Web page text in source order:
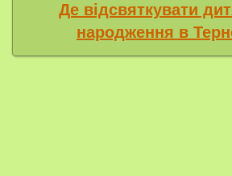
Де відсвяткувати
народження в